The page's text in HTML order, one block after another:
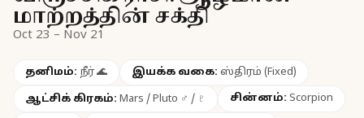
மாற்றத்தின் சக்தி
Oct 23 – Nov 21
தனிமம்: நீர்🌊 இயக்க வகை: ஸ்திரம் (Fixed)
ஆட்சிக் கிரகம்: Mars / Pluto ♂ / ♇ சின்னம்: Scorpion